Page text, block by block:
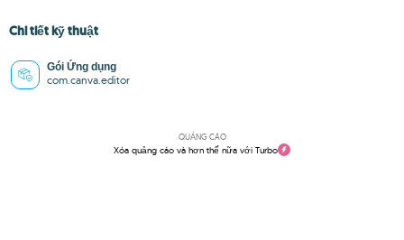
Chi tiết kỹ thuật
Gói Ứng dụng
com.canva.editor
QUẢNG CÁO
Xóa quảng cáo và hơn thế nữa với Turbo